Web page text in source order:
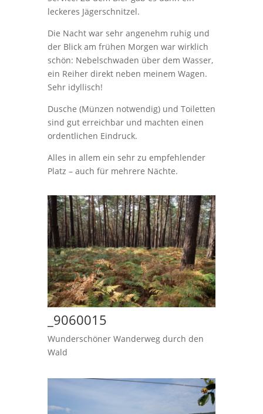
leckeres Jägerschnitzel.
Die Nacht war sehr angenehm ruhig und
der Blick am frühen Morgen war wirklich
schön: Nebelschwaden über dem Wasser,
ein Reiher direkt neben meinem Wagen.
Sehr idyllisch!
Dusche (Münzen notwendig) und Toiletten
sind gut erreichbar und machten einen
ordentlichen Eindruck.
Alles in allem ein sehr zu empfehlender
Platz – auch für mehrere Nächte.
_9060015
Wunderschöner Wanderweg durch den
Wald